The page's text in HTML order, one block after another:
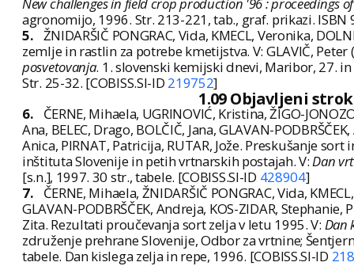
agronomijo, 1996. Str. 213-221, tab., graf. prikazi. ISBN
5. ŽNIDARŠIČ PONGRAC, Vida, KMECL, Veronika,
zemlje in rastlin za potrebe kmetijstva. V: GLAVIČ, Peter
posvetovanja. 1. slovenski kemijski dnevi, Maribor, 27.
Str. 25-32. [COBISS.SI-ID 219752]
1.09 Objavljeni
6.
ČERNE, Mihaela, UGRINOVIĆ, Kristina, ŽIGO-
Ana, BELEC, Drago, BOLČIČ, Jana, GLAVAN-
Anica, PIRNAT, Patricija, RUTAR, Jože. Preskušanje
inštituta Slovenije in petih vrtnarskih postajah. V:Dan
[s.n.], 1997. 30 str., tabele. [COBISS.SI-ID 428904]
7.
ČERNE, Mihaela, ŽNIDARŠIČ PONGRAC, Vida,
GLAVAN-PODBRŠČEK, Andreja, KOS-ZIDAR, Stephanie,
Zita. Rezultati proučevanja sort zelja v letu 1995. V: Dan
združenje prehrane Slovenije, Odbor za vrtnine;
tabele. Dan kislega zelja in repe, 1996. [COBISS.SI-ID